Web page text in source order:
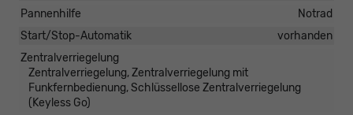
Pannenhilfe
Notrad
Start/Stop-Automatik
vorhanden
Zentralverriegelung
Zentralverriegelung, Zentralverriegelung mit
Funkfernbedienung, Schlüssellose Zentralverriegelung
(Keyless Go)